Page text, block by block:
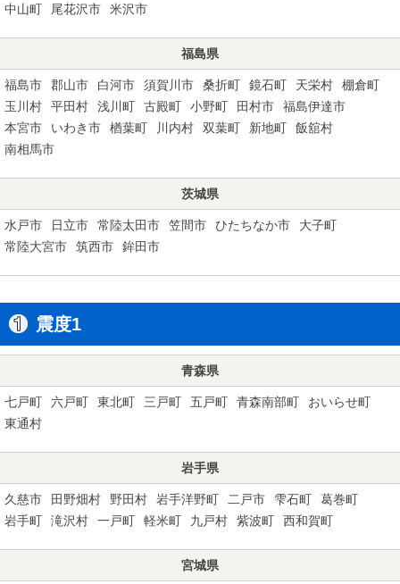
中山町 尾花沢市 米沢市
福島県
福島市 郡山市 白河市 須賀川市 桑折町 鏡石町 天栄村
棚倉町
玉川村
平田村 浅川町 古殿町 小野町 田村市
福島伊達市
本宮市
いわき市 楢葉町 川内村 双葉町 新地町
飯舘村
南相馬市
茨城県
水戸市 日立市 常陸太田市 笠間市 ひたちなか市
大子町
常陸大宮市
筑西市 鉾田市
震度1
青森県
七戸町 六戸町 東北町 三戸町 五戸町 青森南部町
おいらせ町
東通村
岩手県
久慈市 田野畑村 野田村 岩手洋野町 二戸市 雫石町
葛巻町
岩手町
滝沢村 一戸町 軽米町 九戸村 紫波町 西和賀町
宮城県